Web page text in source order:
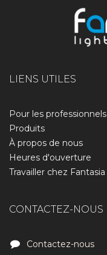
LIENS UTILES
Pour les professionnels
Produits
À propos de nous​
Heures d'ouverture
Travailler chez Fantasia
CONTACTEZ-NOUS
Contactez-nous